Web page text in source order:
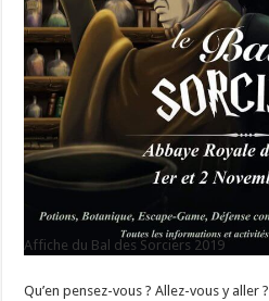
Affiche du Bal des Sorciers 2019
Qu’en pensez-vous ? Allez-vous y aller ?